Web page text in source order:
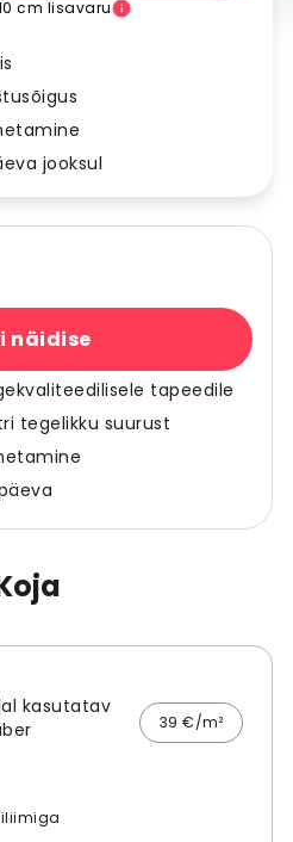
kasutatav
39 €/m²
cm lisavaru
jooksul
näidise
tapeedile
tegelikku suurust